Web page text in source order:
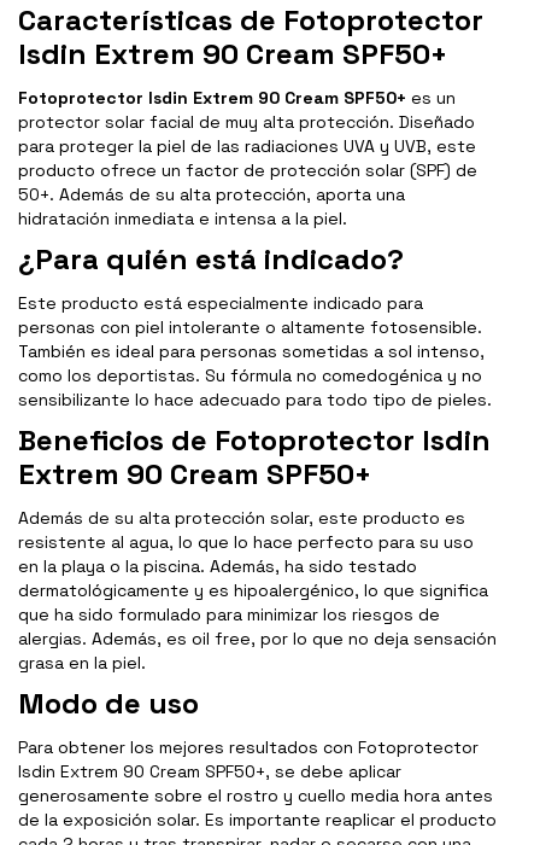
Características de Fotoprotector
Isdin Extrem 90 Cream SPF50+
Fotoprotector Isdin Extrem 90 Cream SPF50+ es un
protector solar facial de muy alta protección. Diseñado
para proteger la piel de las radiaciones UVA y UVB, este
producto ofrece un factor de protección solar (SPF) de
50+. Además de su alta protección, aporta una
hidratación inmediata e intensa a la piel.
¿Para quién está indicado?
Este producto está especialmente indicado para
personas con piel intolerante o altamente fotosensible.
También es ideal para personas sometidas a sol intenso,
como los deportistas. Su fórmula no comedogénica y no
sensibilizante lo hace adecuado para todo tipo de pieles.
Beneficios de Fotoprotector Isdin
Extrem 90 Cream SPF50+
Además de su alta protección solar, este producto es
resistente al agua, lo que lo hace perfecto para su uso
en la playa o la piscina. Además, ha sido testado
dermatológicamente y es hipoalergénico, lo que significa
que ha sido formulado para minimizar los riesgos de
alergias. Además, es oil free, por lo que no deja sensación
grasa en la piel.
Modo de uso
Para obtener los mejores resultados con Fotoprotector
Isdin Extrem 90 Cream SPF50+, se debe aplicar
generosamente sobre el rostro y cuello media hora antes
de la exposición solar. Es importante reaplicar el producto